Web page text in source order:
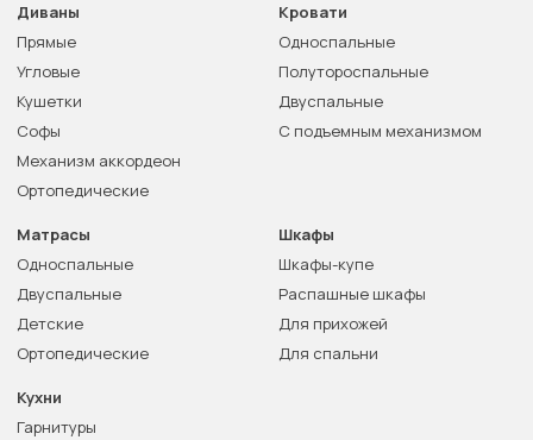
Диваны
Прямые
Угловые
Кушетки
Софы
Механизм аккордеон
Ортопедические
Кровати
Односпальные
Полутороспальные
Двуспальные
С подъемным механизмом
Матрасы
Односпальные
Двуспальные
Детские
Ортопедические
Шкафы
Шкафы-купе
Распашные шкафы
Для прихожей
Для спальни
Кухни
Гарнитуры